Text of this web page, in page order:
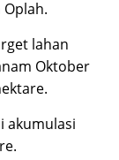
lahan
Oktober
akumulasi